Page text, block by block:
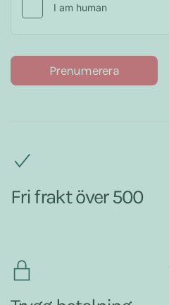
Prenumerera
Fri frakt över 500